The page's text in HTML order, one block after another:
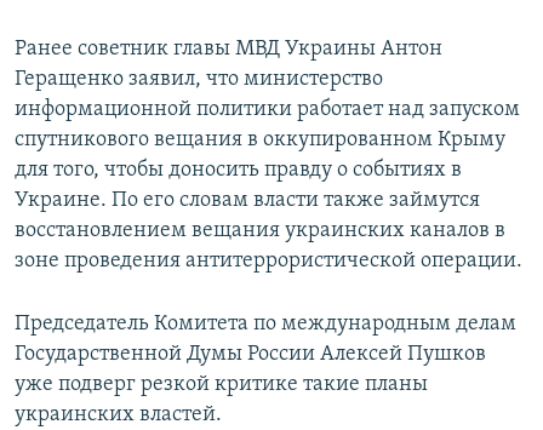
Ранее советник главы МВД Украины Антон
Геращенко заявил, что министерство
информационной политики работает над запуском
спутникового вещания в оккупированном Крыму
для того, чтобы доносить правду о событиях в
Украине. По его словам власти также займутся
восстановлением вещания украинских каналов в
зоне проведения антитеррористической операции.
Председатель Комитета по международным делам
Государственной Думы России Алексей Пушков
уже подверг резкой критике такие планы
украинских властей.